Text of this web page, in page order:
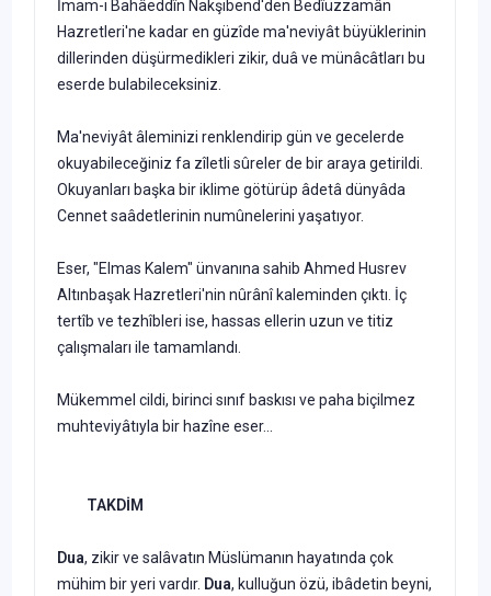
İmam-ı Bahâeddîn Nakşibend'den Bedîüzzamân
Hazretleri'ne kadar en güzîde ma'neviyât büyüklerinin
dillerinden düşürmedikleri zikir, duâ ve münâcâtları bu
eserde bulabileceksiniz.
Ma'neviyât âleminizi renklendirip gün ve gecelerde
okuyabileceğiniz fa zîletli sûreler de bir araya getirildi.
Okuyanları başka bir iklime götürüp âdetâ dünyâda
Cennet saâdetlerinin numûnelerini yaşatıyor.
Eser, "Elmas Kalem" ünvanına sahib Ahmed Husrev
Altınbaşak Hazretleri'nin nûrânî kaleminden çıktı. İç
tertîb ve tezhîbleri ise, hassas ellerin uzun ve titiz
çalışmaları ile tamamlandı.
Mükemmel cildi, birinci sınıf baskısı ve paha biçilmez
muhteviyâtıyla bir hazîne eser...
TAKDİM
Dua, zikir ve salâvatın Müslümanın hayatında çok
mühim bir yeri vardır. Dua, kulluğun özü, ibâdetin beyni,